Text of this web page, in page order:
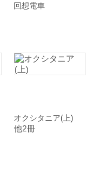
回想電車
オクシタニア(上)
他2冊